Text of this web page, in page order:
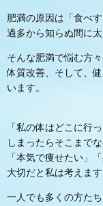
肥満の原因は「食べ
過多から知らぬ間に
そんな肥満で悩む方
体質改善、そして、
います。
「私の体はどこに行
しまったらそこまで
「本気で痩せたい」
大切だと私は考えます
一人でも多くの方た